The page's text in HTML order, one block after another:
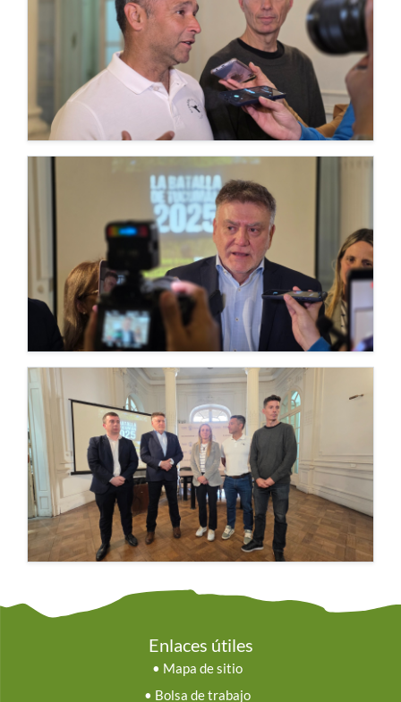
Enlaces útiles
• Mapa de sitio
• Bolsa de trabajo